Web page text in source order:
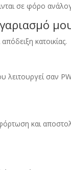
σε φόρο
κατοικίας.
λειτουργεί σαν
και